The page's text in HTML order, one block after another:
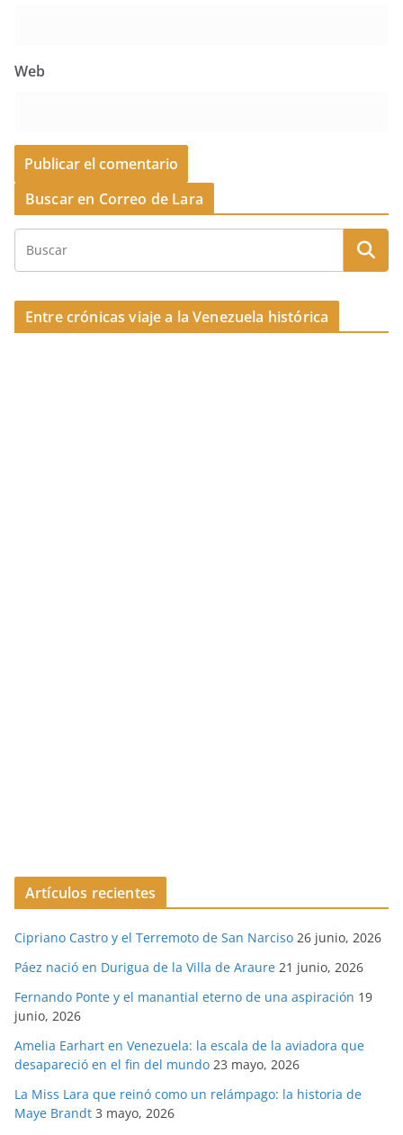
Web
Buscar en Correo de Lara
Entre crónicas viaje a la Venezuela histórica
Artículos recientes
Cipriano Castro y el Terremoto de San Narciso 26 junio, 2026
Páez nació en Durigua de la Villa de Araure 21 junio, 2026
Fernando Ponte y el manantial eterno de una aspiración 19
junio, 2026
Amelia Earhart en Venezuela: la escala de la aviadora que
desapareció en el fin del mundo 23 mayo, 2026
La Miss Lara que reinó como un relámpago: la historia de
Maye Brandt 3 mayo, 2026